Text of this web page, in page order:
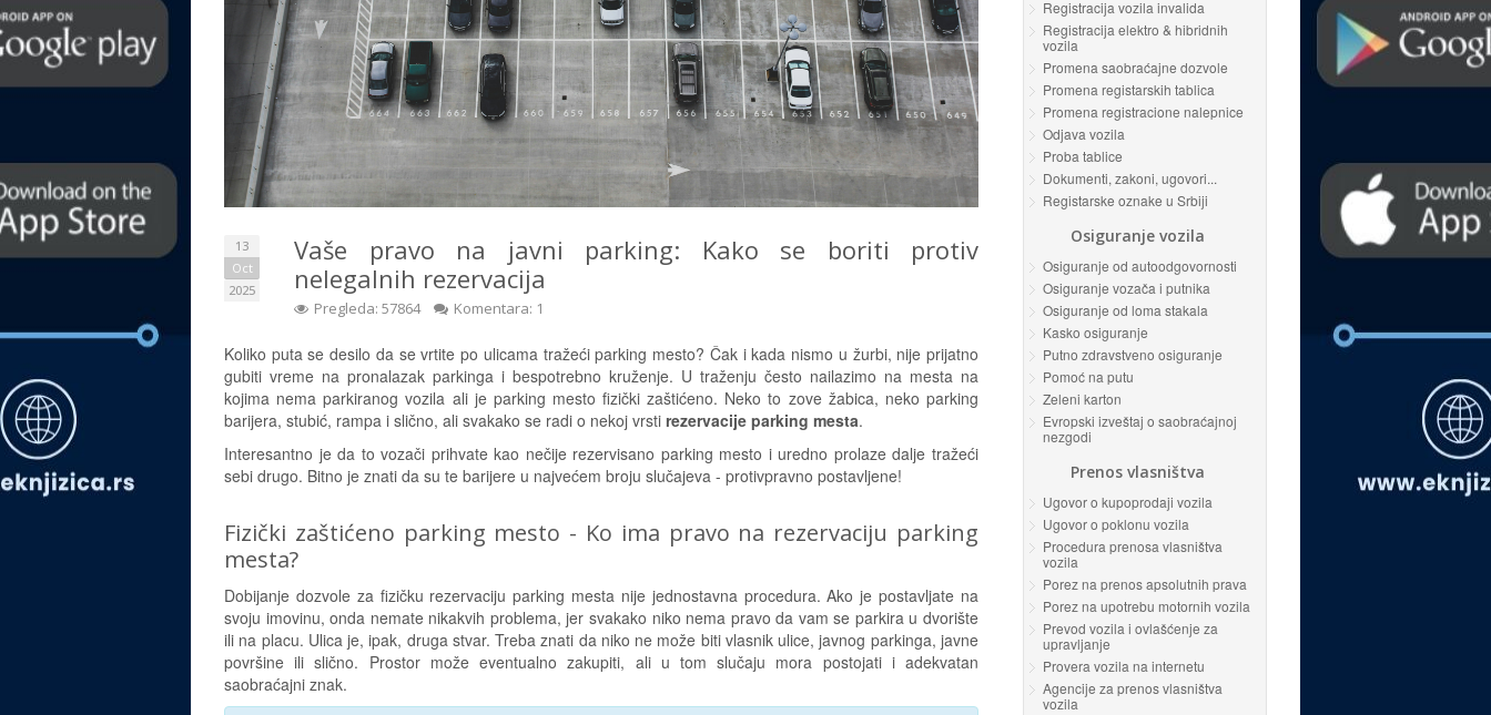
13
Oct
2025
Vaše pravo na javni parking: Kako se boriti protiv
nelegalnih rezervacija
Pregleda: 57864 Komentara: 1
Koliko puta se desilo da se vrtite po ulicama tražeći parking mesto? Čak i kada nismo u žurbi, nije prijatno
gubiti vreme na pronalazak parkinga i bespotrebno kruženje. U traženju često nailazimo na mesta na
kojima nema parkiranog vozila ali je parking mesto fizički zaštićeno. Neko to zove žabica, neko parking
barijera, stubić, rampa i slično, ali svakako se radi o nekoj vrsti rezervacije parking mesta.
Interesantno je da to vozači prihvate kao nečije rezervisano parking mesto i uredno prolaze dalje tražeći
sebi drugo. Bitno je znati da su te barijere u najvećem broju slučajeva - protivpravno postavljene!
Fizički zaštićeno parking mesto - Ko ima pravo na rezervaciju parking
mesta?
Dobijanje dozvole za fizičku rezervaciju parking mesta nije jednostavna procedura. Ako je postavljate na
svoju imovinu, onda nemate nikakvih problema, jer svakako niko nema pravo da vam se parkira u dvorište
ili na placu. Ulica je, ipak, druga stvar. Treba znati da niko ne može biti vlasnik ulice, javnog parkinga, javne
površine ili slično. Prostor može eventualno zakupiti, ali u tom slučaju mora postojati i adekvatan
saobraćajni znak.
Registracija vozila invalida
Registracija elektro & hibridnih
vozila
Promena saobraćajne dozvole
Promena registarskih tablica
Promena registracione nalepnice
Odjava vozila
Proba tablice
Dokumenti, zakoni, ugovori...
Registarske oznake u Srbiji
Osiguranje vozila
Osiguranje od autoodgovornosti
Osiguranje vozača i putnika
Osiguranje od loma stakala
Kasko osiguranje
Putno zdravstveno osiguranje
Pomoć na putu
Zeleni karton
Evropski izveštaj o saobraćajnoj
nezgodi
Prenos vlasništva
Ugovor o kupoprodaji vozila
Ugovor o poklonu vozila
Procedura prenosa vlasništva
vozila
Porez na prenos apsolutnih prava
Porez na upotrebu motornih vozila
Prevod vozila i ovlašćenje za
upravljanje
Provera vozila na internetu
Agencije za prenos vlasništva
vozila